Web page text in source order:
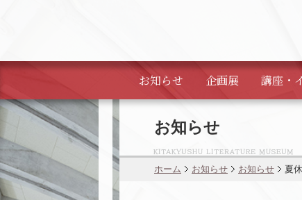
お知らせ 企画展 講座・
お知らせ
ホーム お知らせ お知らせ 夏